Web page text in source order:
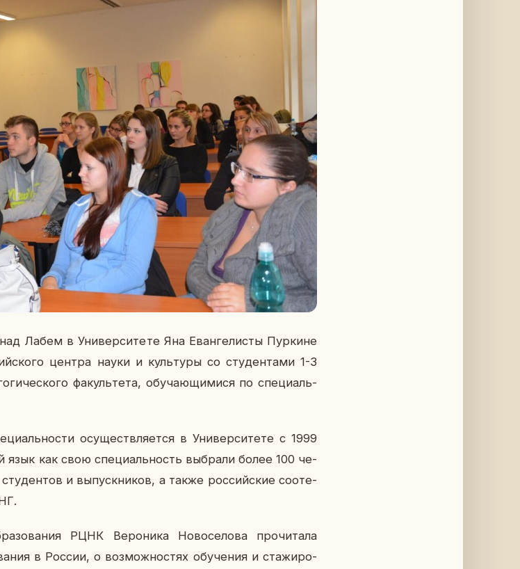
Лабем в Уни­вер­си­те­те Яна Еван­ге­ли­сты Пур­кине
центра науки и куль­ту­ры со сту­ден­та­ми 1-3
фа­куль­те­та, обу­ча­ю­щи­ми­ся по спе­ци­аль­
осу­ществ­ля­ет­ся в Уни­вер­си­те­те с 1999
язык как свою спе­ци­аль­ность вы­бра­ли более 100 че­
и вы­пуск­ни­ков, а также рос­сий­ские со­оте­
РЦНК Ве­ро­ни­ка Но­во­се­ло­ва про­чи­та­ла
в России, о воз­мож­но­стях обу­че­ния и ста­жи­ро­